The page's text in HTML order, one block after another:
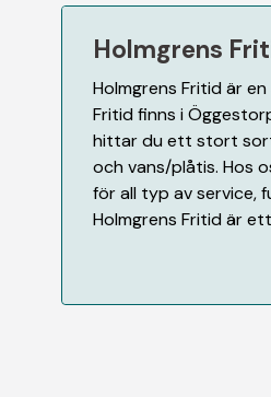
Holmgrens
Holmgrens Fritid är
Fritid finns i
hittar du ett stort
och vans/plåtis. Hos
för all typ av service,
Holmgrens Fritid är